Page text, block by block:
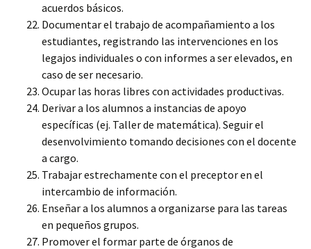
acuerdos básicos.
Documentar el trabajo de acompañamiento a los
estudiantes, registrando las intervenciones en los
legajos individuales o con informes a ser elevados, en
caso de ser necesario.
Ocupar las horas libres con actividades productivas.
Derivar a los alumnos a instancias de apoyo
específicas (ej. Taller de matemática). Seguir el
desenvolvimiento tomando decisiones con el docente
a cargo.
Trabajar estrechamente con el preceptor en el
intercambio de información.
Enseñar a los alumnos a organizarse para las tareas
en pequeños grupos.
Promover el formar parte de órganos de